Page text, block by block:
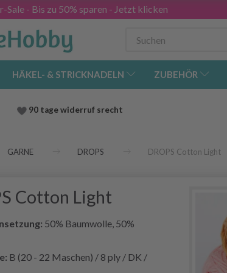
Sale - Bis zu 50% sparen - Jetzt klicken
HÄKEL- & STRICKNADELN ZUBEHÖR
90 tage widerruf srecht
GARNE DROPS DROPS Cotton Light
Cotton Light
50% Baumwolle, 50%
B (20 - 22 Maschen) / 8 ply / DK /